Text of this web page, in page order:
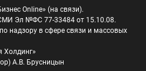
Online» (на связи).
Эл №ФС 77-33484 от 15.10.08.
надзору в сфере связи и массовых
Холдинг»
А.В. Брусницын